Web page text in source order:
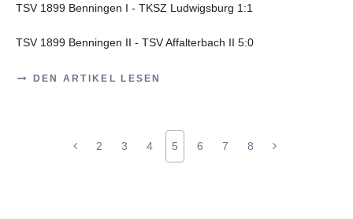
TSV 1899 Benningen I - TKSZ Ludwigsburg 1:1
TSV 1899 Benningen II - TSV Affalterbach II 5:0
DEN ARTIKEL LESEN
2 3 4 5 6 7 8